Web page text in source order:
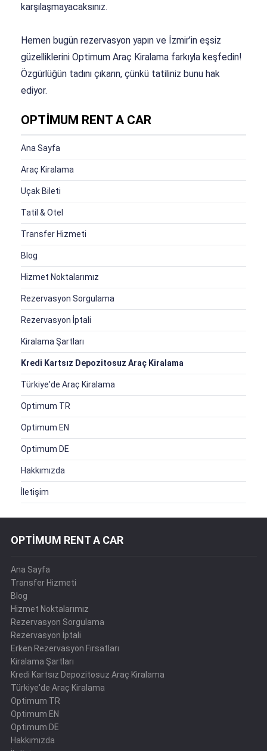
karşılaşmayacaksınız.
Hemen bugün rezervasyon yapın ve İzmir’in eşsiz
güzelliklerini Optimum Araç Kiralama farkıyla keşfedin!
Özgürlüğün tadını çıkarın, çünkü tatiliniz bunu hak
ediyor.
OPTİMUM RENT A CAR
Ana Sayfa
Araç Kiralama
Uçak Bileti
Tatil & Otel
Transfer Hizmeti
Blog
Hizmet Noktalarımız
Rezervasyon Sorgulama
Rezervasyon İptali
Kiralama Şartları
Kredi Kartsız Depozitosuz Araç Kiralama
Türkiye'de Araç Kiralama
Optimum TR
Optimum EN
Optimum DE
Hakkımızda
İletişim
OPTİMUM RENT A CAR
Ana Sayfa
Transfer Hizmeti
Blog
Hizmet Noktalarımız
Rezervasyon Sorgulama
Rezervasyon İptali
Erken Rezervasyon Fırsatları
Kiralama Şartları
Kredi Kartsız Depozitosuz Araç Kiralama
Türkiye'de Araç Kiralama
Optimum TR
Optimum EN
Optimum DE
Hakkımızda